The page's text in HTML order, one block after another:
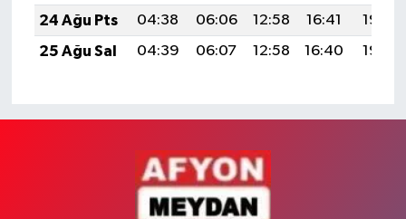
24 Ağu Pts
04:38 06:06 12:58 16:41
19:40
25 Ağu Sal
04:39 06:07 12:58 16:40 19:39